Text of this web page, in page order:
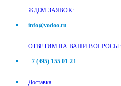
ЖДЕМ ЗАЯВОК:
info@vodoo.ru
ОТВЕТИМ НА ВАШИ ВОПРОСЫ:
+7 (495) 155-01-21
Доставка